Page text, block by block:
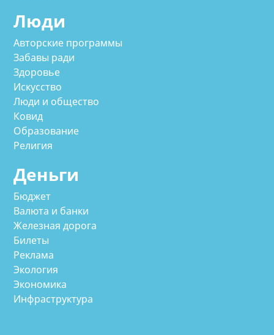
Люди
Авторские программы
Забавы ради
Здоровье
Искусство
Люди и общество
Ковид
Образование
Религия
Деньги
Бюджет
Валюта и банки
Железная дорога
Билеты
Реклама
Экология
Экономика
Инфраструктура